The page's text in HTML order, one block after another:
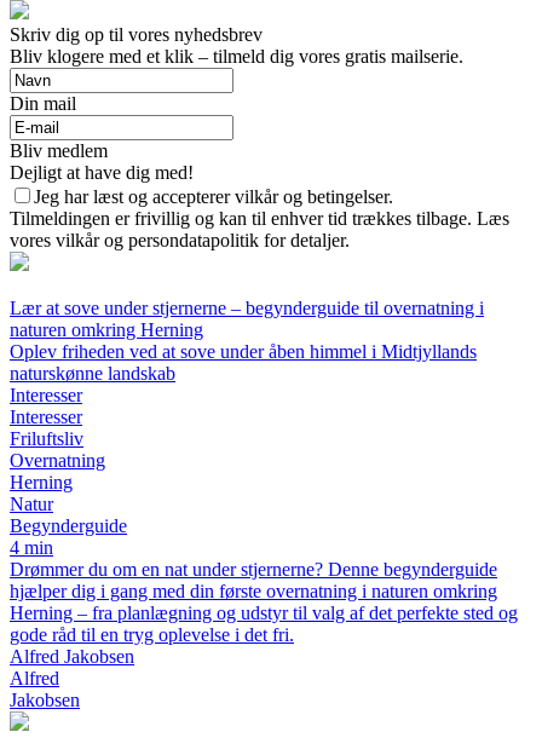
Skriv dig op til vores nyhedsbrev
Bliv klogere med et klik – tilmeld dig vores gratis mailserie.
Din mail
Bliv medlem
Dejligt at have dig med!
Jeg har læst og accepterer vilkår og betingelser.
Tilmeldingen er frivillig og kan til enhver tid trækkes tilbage. Læs
vores vilkår og persondatapolitik for detaljer.
Lær at sove under stjernerne – begynderguide til overnatning i
naturen omkring Herning
Oplev friheden ved at sove under åben himmel i Midtjyllands
naturskønne landskab
Interesser
Interesser
Friluftsliv
Overnatning
Herning
Natur
Begynderguide
4 min
Drømmer du om en nat under stjernerne? Denne begynderguide
hjælper dig i gang med din første overnatning i naturen omkring
Herning – fra planlægning og udstyr til valg af det perfekte sted og
gode råd til en tryg oplevelse i det fri.
Alfred Jakobsen
Alfred
Jakobsen